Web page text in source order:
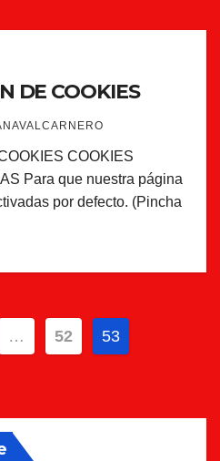
DE COOKIES
COOKIES
Para que nuestra página
por defecto. (Pincha
… 52 53